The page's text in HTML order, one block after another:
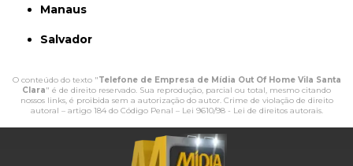
Manaus
Salvador
O conteúdo do texto "Telefone de Empresa de Mídia Out Of Home Vila Santa
Clara" é de direito reservado. Sua reprodução, parcial ou total, mesmo citando
nossos links, é proibida sem a autorização do autor. Crime de violação de direito
autoral – artigo 184 do Código Penal – Lei 9610/98 - Lei de direitos autorais.